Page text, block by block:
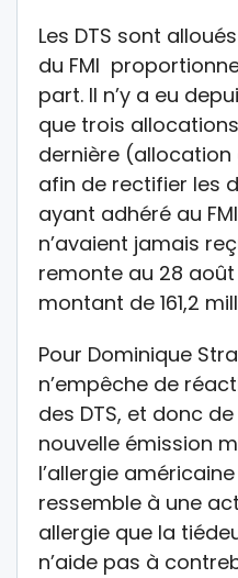
Les DTS sont
du FMI
part. Il n’y a eu
que trois
dernière
afin de rectifier les
ayant adhéré au
n’avaient jamais
remonte au 28
montant de 161,2
Pour Dominique
n’empêche de
des DTS, et donc
nouvelle émission
l’allergie
ressemble à une
allergie que la
n’aide pas à